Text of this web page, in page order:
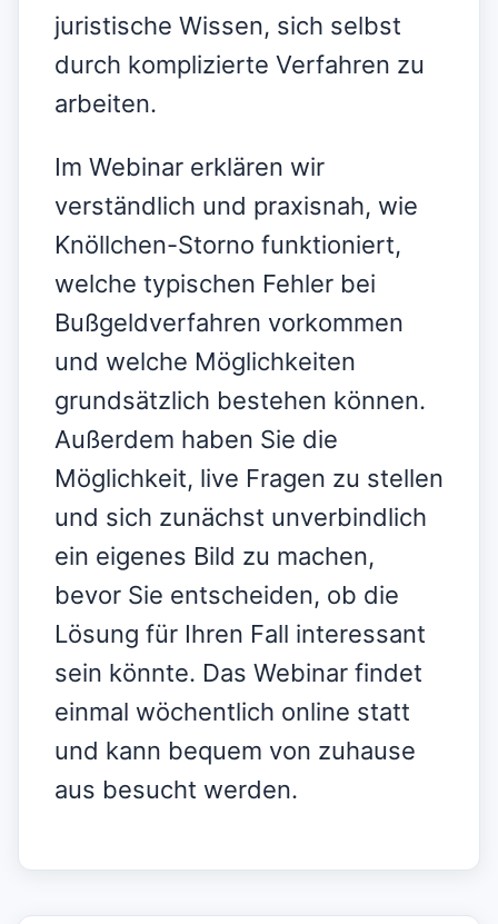
juristische Wissen, sich selbst
durch komplizierte Verfahren zu
arbeiten.
Im Webinar erklären wir
verständlich und praxisnah, wie
Knöllchen-Storno funktioniert,
welche typischen Fehler bei
Bußgeldverfahren vorkommen
und welche Möglichkeiten
grundsätzlich bestehen können.
Außerdem haben Sie die
Möglichkeit, live Fragen zu stellen
und sich zunächst unverbindlich
ein eigenes Bild zu machen,
bevor Sie entscheiden, ob die
Lösung für Ihren Fall interessant
sein könnte. Das Webinar findet
einmal wöchentlich online statt
und kann bequem von zuhause
aus besucht werden.